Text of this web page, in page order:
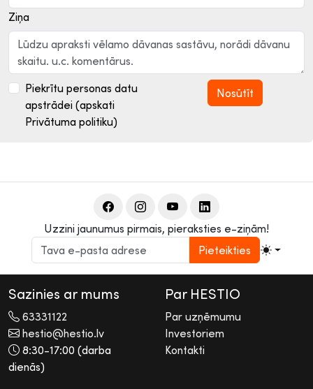
Ziņa
Piekrītu personas datu
apstrādei (apskati
Privātuma politiku)
Uzzini jaunumus pirmais, pieraksties e-ziņām!
Pieteikties
Sazinies ar mums
63331122
hestio@hestio.lv
8:30-17:00 (darba
dienās)
Par HESTIO
Par uzņēmumu
Investoriem
Kontakti